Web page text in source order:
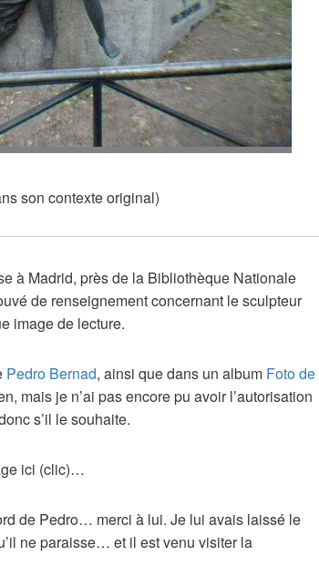
son contexte original)
à Madrid, près de la Bibliothèque Nationale
de renseignement concernant le sculpteur
image de lecture.
Pedro Bernad, ainsi que dans un album Foto de
mais je n’ai pas encore pu avoir l’autorisation
s’il le souhaite.
ici (clic)…
de Pedro… merci à lui. Je lui avais laissé le
ne paraisse… et il est venu visiter la